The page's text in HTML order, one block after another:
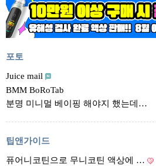
자유게시판
질문답변
포토
건의게시판
액상
포토
Juice mail
BMM BoRoTab
분명 미니멀 베이핑 해야지 했는데…
팁앤가이드
퓨어니코틴으로 무니코틴 액상에 …